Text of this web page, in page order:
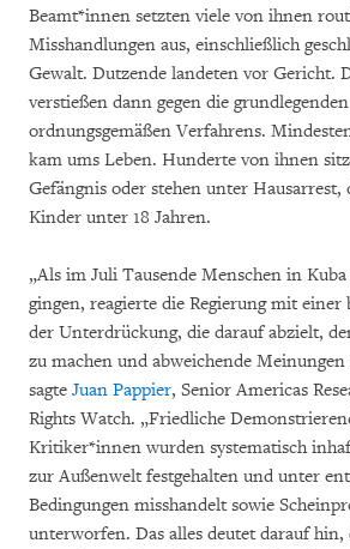
Beamt*innen setzten viele von ihnen
Misshandlungen aus, einschließlich
Gewalt. Dutzende landeten vor Gericht.
verstießen dann gegen die
ordnungsgemäßen Verfahrens.
kam ums Leben. Hunderte von ihnen
Gefängnis oder stehen unter Hausarrest,
Kinder unter 18 Jahren.
„Als im Juli Tausende Menschen in
gingen, reagierte die Regierung mit einer
der Unterdrückung, die darauf abzielt,
zu machen und abweichende
sagte Juan Pappier, Senior Americas
Rights Watch. „Friedliche
Kritiker*innen wurden systematisch
zur Außenwelt festgehalten und unter
Bedingungen misshandelt sowie
unterworfen. Das alles deutet darauf hin,